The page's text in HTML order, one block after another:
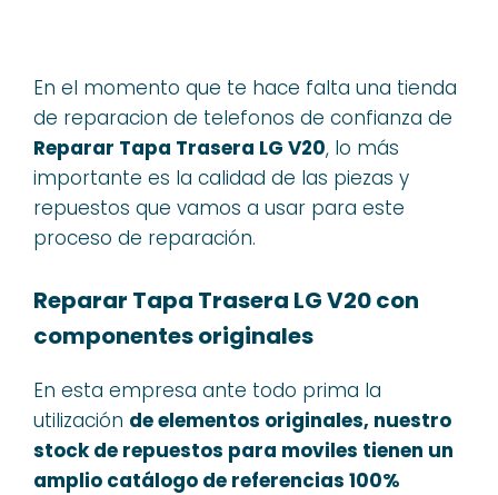
En el momento que te hace falta una tienda
de reparacion de telefonos de confianza de
Reparar Tapa Trasera LG V20, lo más
importante es la calidad de las piezas y
repuestos que vamos a usar para este
proceso de reparación.
Reparar Tapa Trasera LG V20 con
componentes originales
En esta empresa ante todo prima la
utilización de elementos originales, nuestro
stock de repuestos para moviles tienen un
amplio catálogo de referencias 100%